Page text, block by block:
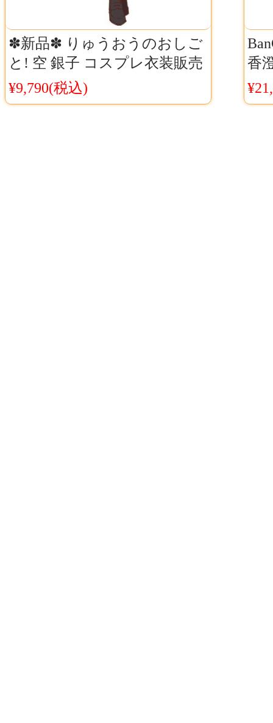
✽新品✽ りゅうおうのおしご
と! 空 銀子 コスプレ衣装販売
セーラー服制服コス衣装
¥9,790(税込)
香
メ
イ